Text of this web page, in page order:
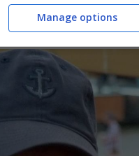
Manage options